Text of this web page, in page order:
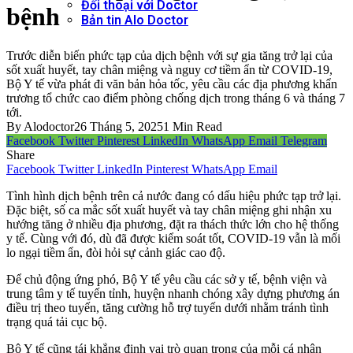
Đối thoại với Doctor
Bản tin Alo Doctor
bệnh
Trước diễn biến phức tạp của dịch bệnh với sự gia tăng trở lại của
sốt xuất huyết, tay chân miệng và nguy cơ tiềm ẩn từ COVID-19,
Bộ Y tế vừa phát đi văn bản hỏa tốc, yêu cầu các địa phương khẩn
trương tổ chức cao điểm phòng chống dịch trong tháng 6 và tháng 7
tới.
By Alodoctor26 Tháng 5, 20251 Min Read
Facebook Twitter Pinterest LinkedIn WhatsApp Email Telegram
Share
Facebook Twitter LinkedIn Pinterest WhatsApp Email
Tình hình dịch bệnh trên cả nước đang có dấu hiệu phức tạp trở lại.
Đặc biệt, số ca mắc sốt xuất huyết và tay chân miệng ghi nhận xu
hướng tăng ở nhiều địa phương, đặt ra thách thức lớn cho hệ thống
y tế. Cùng với đó, dù đã được kiểm soát tốt, COVID-19 vẫn là mối
lo ngại tiềm ẩn, đòi hỏi sự cảnh giác cao độ.
Để chủ động ứng phó, Bộ Y tế yêu cầu các sở y tế, bệnh viện và
trung tâm y tế tuyến tỉnh, huyện nhanh chóng xây dựng phương án
điều trị theo tuyến, tăng cường hỗ trợ tuyến dưới nhằm tránh tình
trạng quá tải cục bộ.
Bộ Y tế cũng tái khẳng định vai trò quan trọng của mỗi cá nhân